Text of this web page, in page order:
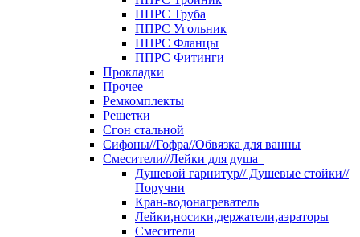
ППРС Труба
ППРС Угольник
ППРС Фланцы
ППРС Фитинги
Прокладки
Прочее
Ремкомплекты
Решетки
Сгон стальной
Сифоны//Гофра//Обвязка для ванны
Смесители//Лейки для душа
Душевой гарнитур// Душевые стойки//
Поручни
Кран-водонагреватель
Лейки,носики,держатели,аэраторы
Смесители